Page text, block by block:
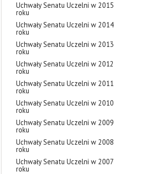
Uchwały Senatu Uczelni w 2015
roku
Uchwały Senatu Uczelni w 2014
roku
Uchwały Senatu Uczelni w 2013
roku
Uchwały Senatu Uczelni w 2012
roku
Uchwały Senatu Uczelni w 2011
roku
Uchwały Senatu Uczelni w 2010
roku
Uchwały Senatu Uczelni w 2009
roku
Uchwały Senatu Uczelni w 2008
roku
Uchwały Senatu Uczelni w 2007
roku